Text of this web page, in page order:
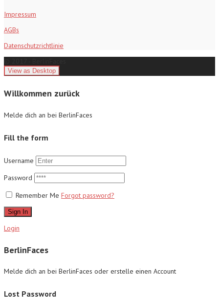
Impressum
AGBs
Datenschutzrichtlinie
Willkommen zurück
Melde dich an bei BerlinFaces
Fill the form
Username
Password
Remember Me Forgot password?
Sign In
Login
BerlinFaces
Melde dich an bei BerlinFaces oder erstelle einen Account
Lost Password